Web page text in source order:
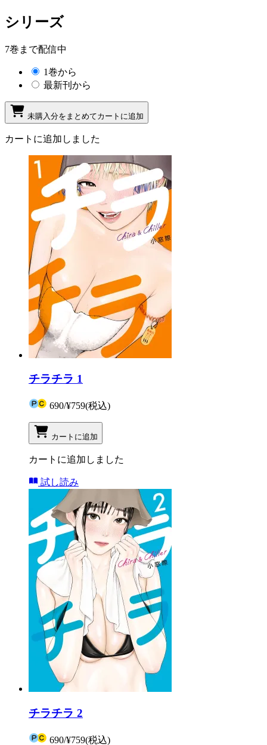
シリーズ
7巻まで配信中
1巻から
最新刊から
未購入分をまとめてカートに追加
カートに追加しました
チラチラ 1
690/¥759(税込)
カートに追加
カートに追加しました
試し読み
チラチラ 2
690/¥759(税込)